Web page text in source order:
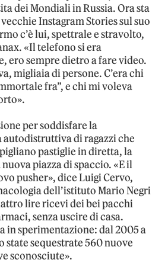
dei Mondiali in Russia. Ora sta
Instagram Stories sul suo
c’è lui, spettrale e stravolto,
«Il telefono si era
ero sempre dietro a fare video.
migliaia di persone. C’era chi
fra”, e chi mi voleva
per soddisfare la
autodistruttiva di ragazzi che
pastiglie in diretta, la
piazza di spaccio. «E il
pusher», dice Luigi Cervo,
dell’istituto Mario Negri
lire ricevi dei bei pacchi
senza uscire di casa.
in sperimentazione: dal 2005 a
state sequestrate 560 nuove
sconosciute».